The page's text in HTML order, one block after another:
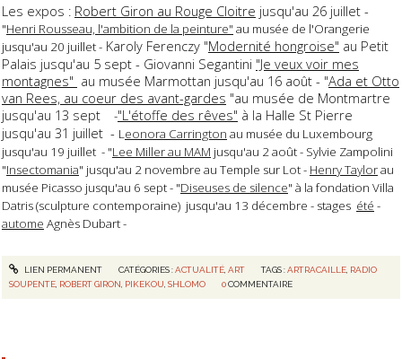
Les expos : Robert Giron au Rouge Cloitre jusqu'au 26 juillet -
"Henri Rousseau, l'ambition de la peinture" au musée de l'Orangerie
jusqu'au 20 juillet - Karoly Ferenczy "Modernité hongroise" au Petit
Palais jusqu'au 5 sept - Giovanni Segantini "Je veux voir mes
montagnes" au musée Marmottan jusqu'au 16 août - "Ada et Otto
van Rees, au coeur des avant-gardes "au musée de Montmartre
jusqu'au 13 sept
-"L'étoffe des rêves" à la Halle St Pierre
jusqu'au 31 juillet - Leonora Carrington au musée du Luxembourg
jusqu'au 19 juillet - "Lee Miller au MAM jusqu'au 2 août - Sylvie Zampolini
"Insectomania" jusqu'au 2 novembre au Temple sur Lot - Henry Taylorau
musée Picasso jusqu'au 6 sept - "Diseuses de silence" à la fondation Villa
Datris (sculpture contemporaine) jusqu'au 13 décembre - stages été -
autome Agnès Dubart -
LIEN PERMANENT CATÉGORIES :ACTUALITÉ, ART TAGS :ARTRACAILLE RADIO
SOUPENTE ROBERT GIRON PIKEKOU ,SHLOMO 0 COMMENTAIRE